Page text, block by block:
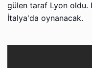
gülen taraf Lyon oldu.
İtalya'da oynanacak.